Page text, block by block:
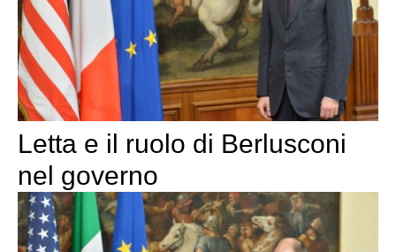
Letta e il ruolo di Berlusconi
nel governo